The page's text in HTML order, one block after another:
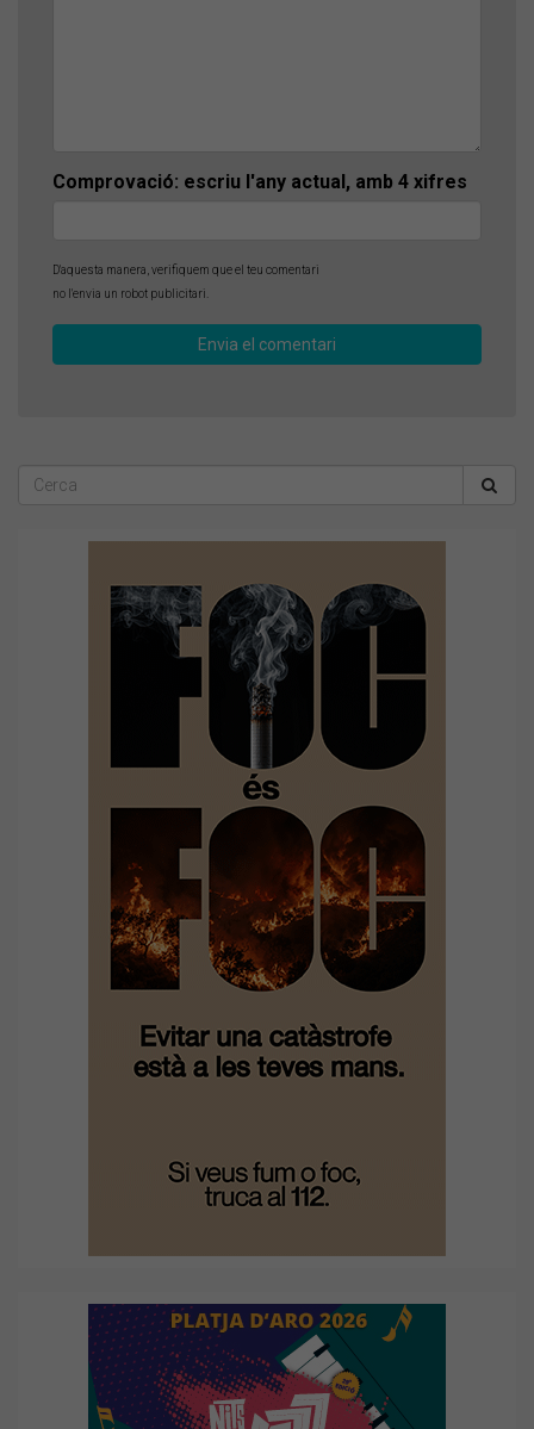
Comprovació: escriu l'any actual, amb 4 xifres
D'aquesta manera, verifiquem que el teu comentari
no l'envia un robot publicitari.